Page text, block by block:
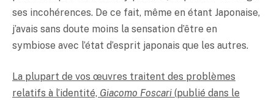
ses incohérences. De ce fait, même en étant Japonaise,
j’avais sans doute moins la sensation d’être en
symbiose avec l’état d’esprit japonais que les autres.
La plupart de vos œuvres traitent des problèmes
relatifs à l’identité, Giacomo Foscari (publié dans le